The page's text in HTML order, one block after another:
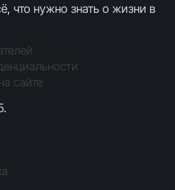
что нужно знать о жизни в
сайте